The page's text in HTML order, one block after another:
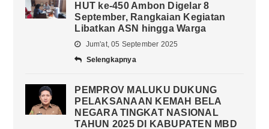
HUT ke-450 Ambon Digelar 8
September, Rangkaian Kegiatan
Libatkan ASN hingga Warga
Jum'at, 05 September 2025
Selengkapnya
PEMPROV MALUKU DUKUNG
PELAKSANAAN KEMAH BELA
NEGARA TINGKAT NASIONAL
TAHUN 2025 DI KABUPATEN MBD